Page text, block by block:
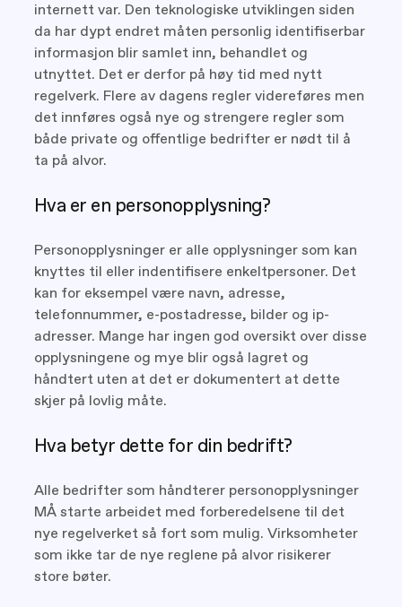
internett var. Den teknologiske utviklingen siden
da har dypt endret måten personlig identifiserbar
informasjon blir samlet inn, behandlet og
utnyttet. Det er derfor på høy tid med nytt
regelverk. Flere av dagens regler videreføres men
det innføres også nye og strengere regler som
både private og offentlige bedrifter er nødt til å
ta på alvor.
Hva er en personopplysning?
Personopplysninger er alle opplysninger som kan
knyttes til eller indentifisere enkeltpersoner. Det
kan for eksempel være navn, adresse,
telefonnummer, e-postadresse, bilder og ip-
adresser. Mange har ingen god oversikt over disse
opplysningene og mye blir også lagret og
håndtert uten at det er dokumentert at dette
skjer på lovlig måte.
Hva betyr dette for din bedrift?
Alle bedrifter som håndterer personopplysninger
MÅ starte arbeidet med forberedelsene til det
nye regelverket så fort som mulig. Virksomheter
som ikke tar de nye reglene på alvor risikerer
store bøter.